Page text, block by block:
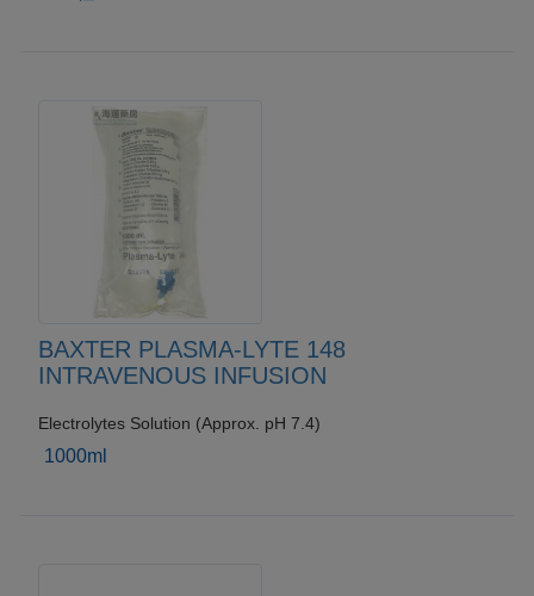
BAXTER PLASMA-LYTE 148
INTRAVENOUS INFUSION
Electrolytes Solution (Approx. pH 7.4)
1000ml